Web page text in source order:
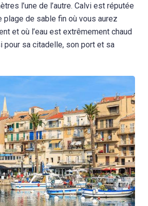
l’une de l’autre. Calvi est réputée
plage de sable fin où vous aurez
et où l’eau est extrêmement chaud
pour sa citadelle, son port et sa